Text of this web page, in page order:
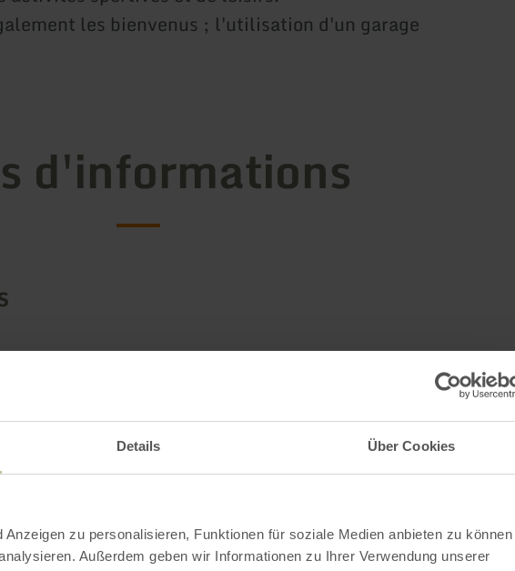
Details Über Cookies
zu personalisieren, Funktionen für soziale Medien anbieten zu können
Außerdem geben wir Informationen zu Ihrer Verwendung unserer
les bienvenus ; l'utilisation d'un garage
d'informations